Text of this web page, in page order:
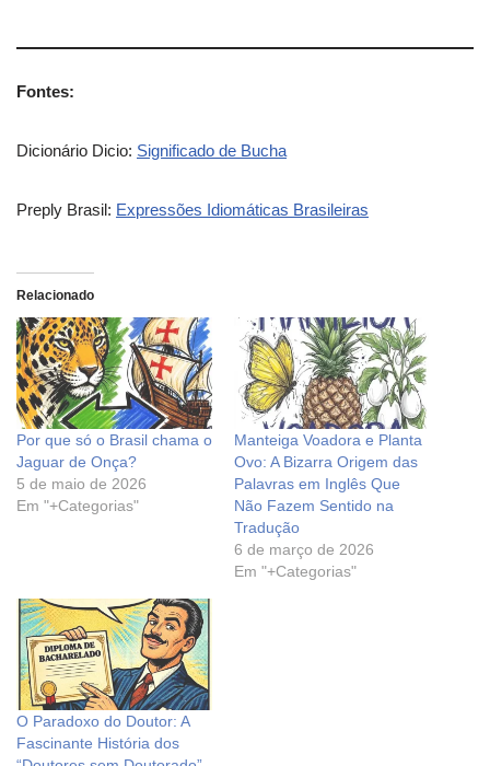
Fontes:
Dicionário Dicio: Significado de Bucha
Preply Brasil: Expressões Idiomáticas Brasileiras
Relacionado
Por que só o Brasil chama o
Jaguar de Onça?
5 de maio de 2026
Em "+Categorias"
Manteiga Voadora e Planta
Ovo: A Bizarra Origem das
Palavras em Inglês Que
Não Fazem Sentido na
Tradução
6 de março de 2026
Em "+Categorias"
O Paradoxo do Doutor: A
Fascinante História dos